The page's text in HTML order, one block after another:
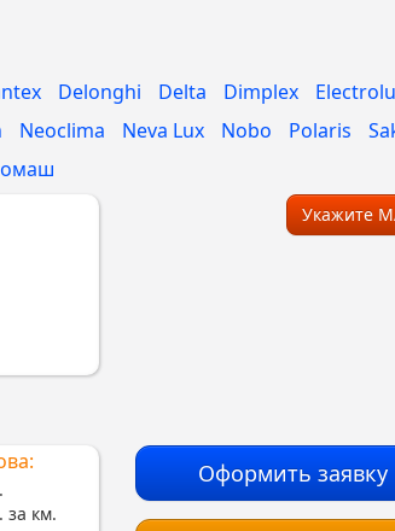
Delonghi Delta Dimplex
Neoclima Neva Lux Nobo Polaris
Укажите
за км.
Оформить заявку